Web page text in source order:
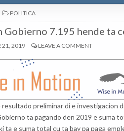
POSTED
IN
POLITICA
Gobierno 7.195 hende ta
21, 2019 LEAVE A COMMENT
preliminar di e investigacion
ta pagando den 2019 e suma
e suma total cu ta bay pa paga